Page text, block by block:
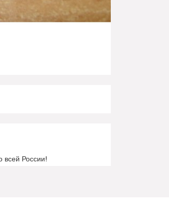
России!